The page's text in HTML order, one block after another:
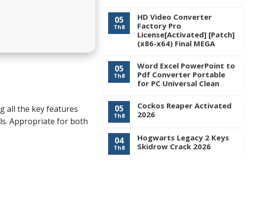
all the key features
Appropriate for both
05
Th8
HD Video Converter
Factory Pro
License[Activated] [Patch]
(x86-x64) Final MEGA
05
Th8
Word Excel PowerPoint to
Pdf Converter Portable
for PC Universal Clean
05
Th8
Cockos Reaper Activated
2026
04
Th8
Hogwarts Legacy 2 Keys
Skidrow Crack 2026